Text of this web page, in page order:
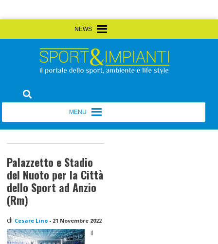
to
Sport&Impianti
Palazzetto e Stadio
del Nuoto per la Città
dello Sport ad Anzio
(Rm)
di Cesare Lino - 21 Novembre 2022
Il